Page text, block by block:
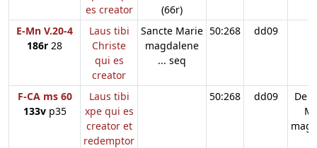
es creator
(66r)
E-Mn V.20-4
186r 28
Laus tibi
Christe
qui es
creator
Sancte Marie
magdalene
... seq
50:268 dd09
F-CA ms 60
133vp35
Laus tibi
xpe qui es
creator et
redemptor
50:268 dd09
De